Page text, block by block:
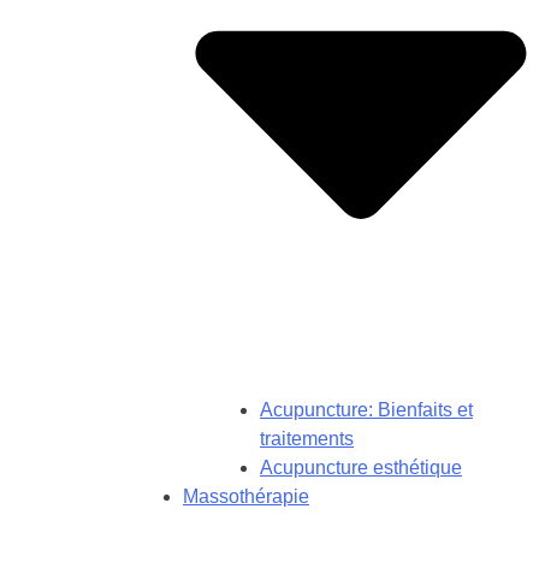
Acupuncture: Bienfaits et
traitements
Acupuncture esthétique
Massothérapie